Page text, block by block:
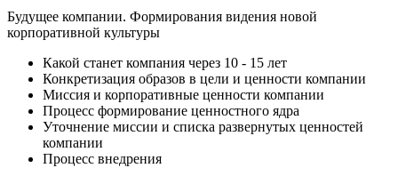
Будущее компании. Формирования видения новой
корпоративной культуры
Какой станет компания через 10 - 15 лет
Конкретизация образов в цели и ценности компании
Миссия и корпоративные ценности компании
Процесс формирование ценностного ядра
Уточнение миссии и списка развернутых ценностей
компании
Процесс внедрения